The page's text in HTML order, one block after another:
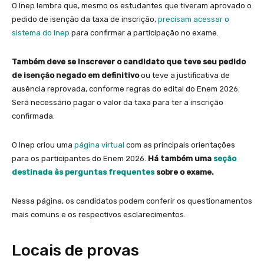
O Inep lembra que, mesmo os estudantes que tiveram aprovado o
pedido de isenção da taxa de inscrição, precisam acessar o
sistema do Inep para confirmar a participação no exame.
Também deve se inscrever o candidato que teve seu pedido
de isenção negado em definitivoou teve a justificativa de
ausência reprovada, conforme regras do edital do Enem 2026.
Será necessário pagar o valor da taxa para ter a inscrição
confirmada.
O Inep criou uma página virtual com as principais orientações
para os participantes do Enem 2026. Há também uma seção
destinada às perguntas frequentessobre o exame.
Nessa página, os candidatos podem conferir os questionamentos
mais comuns e os respectivos esclarecimentos.
Locais de provas